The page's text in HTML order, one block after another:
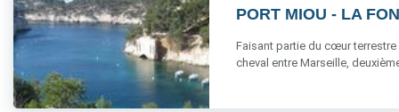
PORT MIOU - LA
Faisant partie du cœur terrestre
cheval entre Marseille,